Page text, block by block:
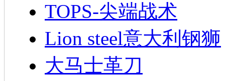
TOPS-尖端战术
Lion steel意大利钢狮
大马士革刀